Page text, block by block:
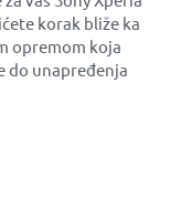
korak bliže ka
opremom koja
do unapređenja